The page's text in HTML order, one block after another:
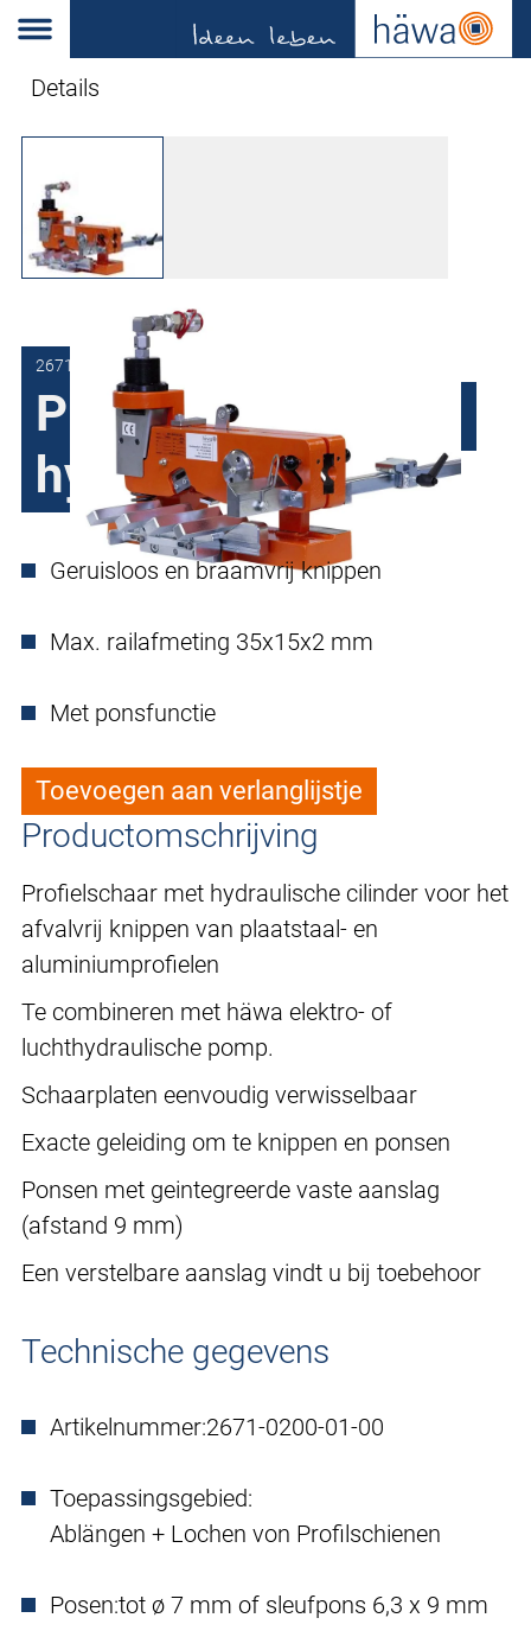
Details
2671-0200-01-00
Profielschaar 2671
hydraulisch
Geruisloos en braamvrij knippen
Max. railafmeting 35x15x2 mm
Met ponsfunctie
Toevoegen aan verlanglijstje
Productomschrijving
Profielschaar met hydraulische cilinder voor het
afvalvrij knippen van plaatstaal- en
aluminiumprofielen
Te combineren met häwa elektro- of
luchthydraulische pomp.
Schaarplaten eenvoudig verwisselbaar
Exacte geleiding om te knippen en ponsen
Ponsen met geintegreerde vaste aanslag
(afstand 9 mm)
Een verstelbare aanslag vindt u bij toebehoor
Technische gegevens
Artikelnummer:2671-0200-01-00
Toepassingsgebied:
Ablängen + Lochen von Profilschienen
Posen:tot ø 7 mm of sleufpons 6,3 x 9 mm